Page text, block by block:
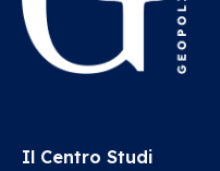
Il Centro Studi